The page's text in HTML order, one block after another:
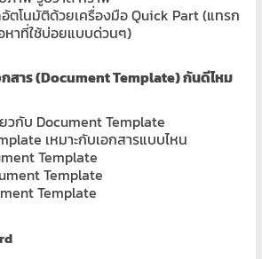
ตโนมัติด้วยเครื่องมือ Quick Part (แทรก
หาที่ใช้บ่อยแบบด่วนๆ)
สาร (Document Template) กันดีไหม
วกับ Document Template
เหมาะกับเอกสารแบบไหน
Template
Template
Template